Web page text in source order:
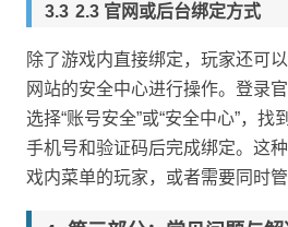
2.3 官网或后台绑定方式
除了游戏内直接绑定，玩家还可
网站的安全中心进行操作。登录
选择“账号安全”或“安全中心”，找
手机号和验证码后完成绑定。这
戏内菜单的玩家，或者需要同时